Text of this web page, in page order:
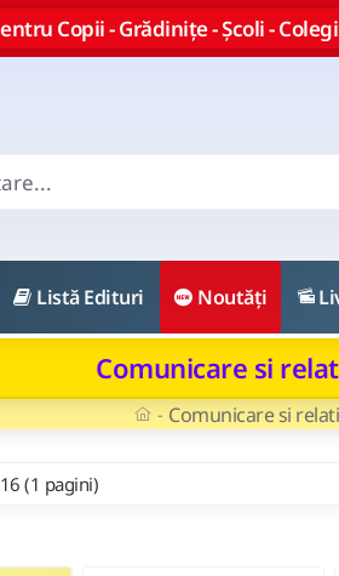
Copii - Grădinițe - Școli -
Listă Edituri Noutăți
Comunicare si
Comunicare si
(1 pagini)